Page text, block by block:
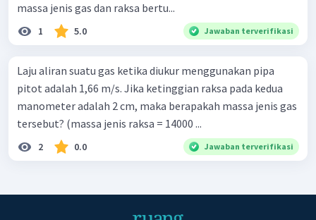
massa jenis gas dan raksa bertu...
1 5.0 Jawaban terverifikasi
Laju aliran suatu gas ketika diukur menggunakan pipa
pitot adalah 1,66 m/s. Jika ketinggian raksa pada kedua
manometer adalah 2 cm, maka berapakah massa jenis gas
tersebut? (massa jenis raksa = 14000 ...
2 0.0 Jawaban terverifikasi